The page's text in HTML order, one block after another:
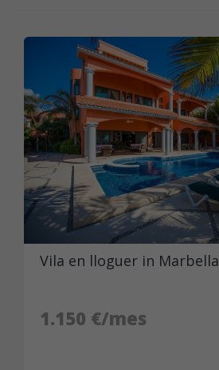
Vila en lloguer in Marbella
1.150 €/mes